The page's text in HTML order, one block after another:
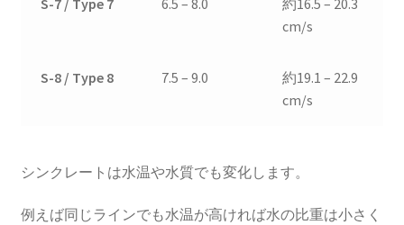
S-7 / Type 7 6.5 – 8.0
約16.5 – 20.3
cm/s
S-8 / Type 8 7.5 – 9.0
約19.1 – 22.9
cm/s
シンクレートは水温や水質でも変化します。
例えば同じラインでも水温が高ければ水の比重は小さく